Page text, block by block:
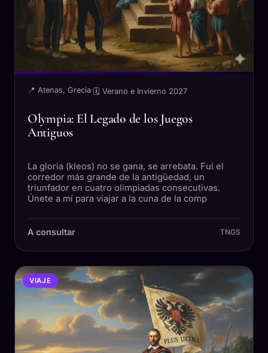
📍 Atenas, Grecia· 🗓 Verano e Invierno 2027
Olympia: El Legado de los Juegos
Antiguos
La gloria (kleos) no se gana, se arrebata. Fui el
corredor más grande de la antigüedad, un
triunfador en cuatro olimpiadas consecutivas.
Únete a mí para viajar a la cuna de la comp
A consultar TNGS
VIAJE